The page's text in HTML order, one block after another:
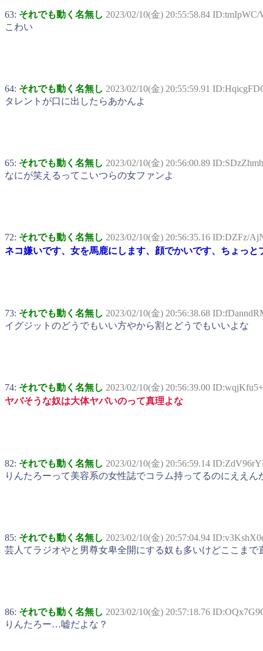
63: それでも動く名無し 2023/02/10(金) 20:55:58.84 ID:tmIpWC/
こわい
64: それでも動く名無し 2023/02/10(金) 20:55:59.91
タレントが口に出したらあかんよ
65: それでも動く名無し 2023/02/10(金) 20:56:00.89
なにが笑えるってこいつらの女ファンよ
72: それでも動く名無し 2023/02/10(金) 20:56:35.16 ID:DZFz/
ネコ嫌いです、女を馬鹿にします、顔でかいです、ちょっと
73: それでも動く名無し 2023/02/10(金) 20:56:38.68
イグジットのどうでもいい方やから割とどうでもいいよな
74: それでも動く名無し 2023/02/10(金) 20:56:39.00
ヤバそうな奴は大体ヤバいのって真理よな
82: それでも動く名無し 2023/02/10(金) 20:56:59.14
りんたろーって美容系の女性誌でコラム持ってるのにええ
85: それでも動く名無し 2023/02/10(金) 20:57:04.94
芸人てラジオやと男尊女卑全開にする奴も多いけどここまで
86: それでも動く名無し 2023/02/10(金) 20:57:18.76
りんたろー…嘘だよな？